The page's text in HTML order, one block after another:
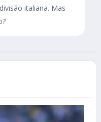
italiana. Mas